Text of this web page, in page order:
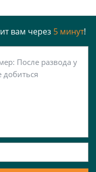
вам через 5 минут!